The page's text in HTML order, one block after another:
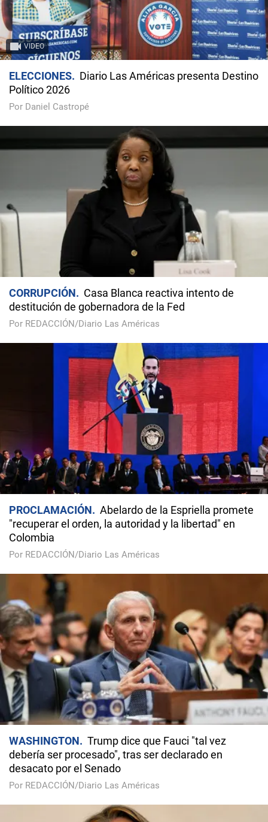
VIDEO
ELECCIONES
Diario Las Américas presenta Destino
Político 2026
Por Daniel Castropé
CORRUPCIÓN
Casa Blanca reactiva intento de
destitución de gobernadora de la Fed
Por REDACCIÓN/Diario Las Américas
PROCLAMACIÓN
Abelardo de la Espriella promete
"recuperar el orden, la autoridad y la libertad" en
Colombia
Por REDACCIÓN/Diario Las Américas
WASHINGTON
Trump dice que Fauci "tal vez
debería ser procesado", tras ser declarado en
desacato por el Senado
Por REDACCIÓN/Diario Las Américas